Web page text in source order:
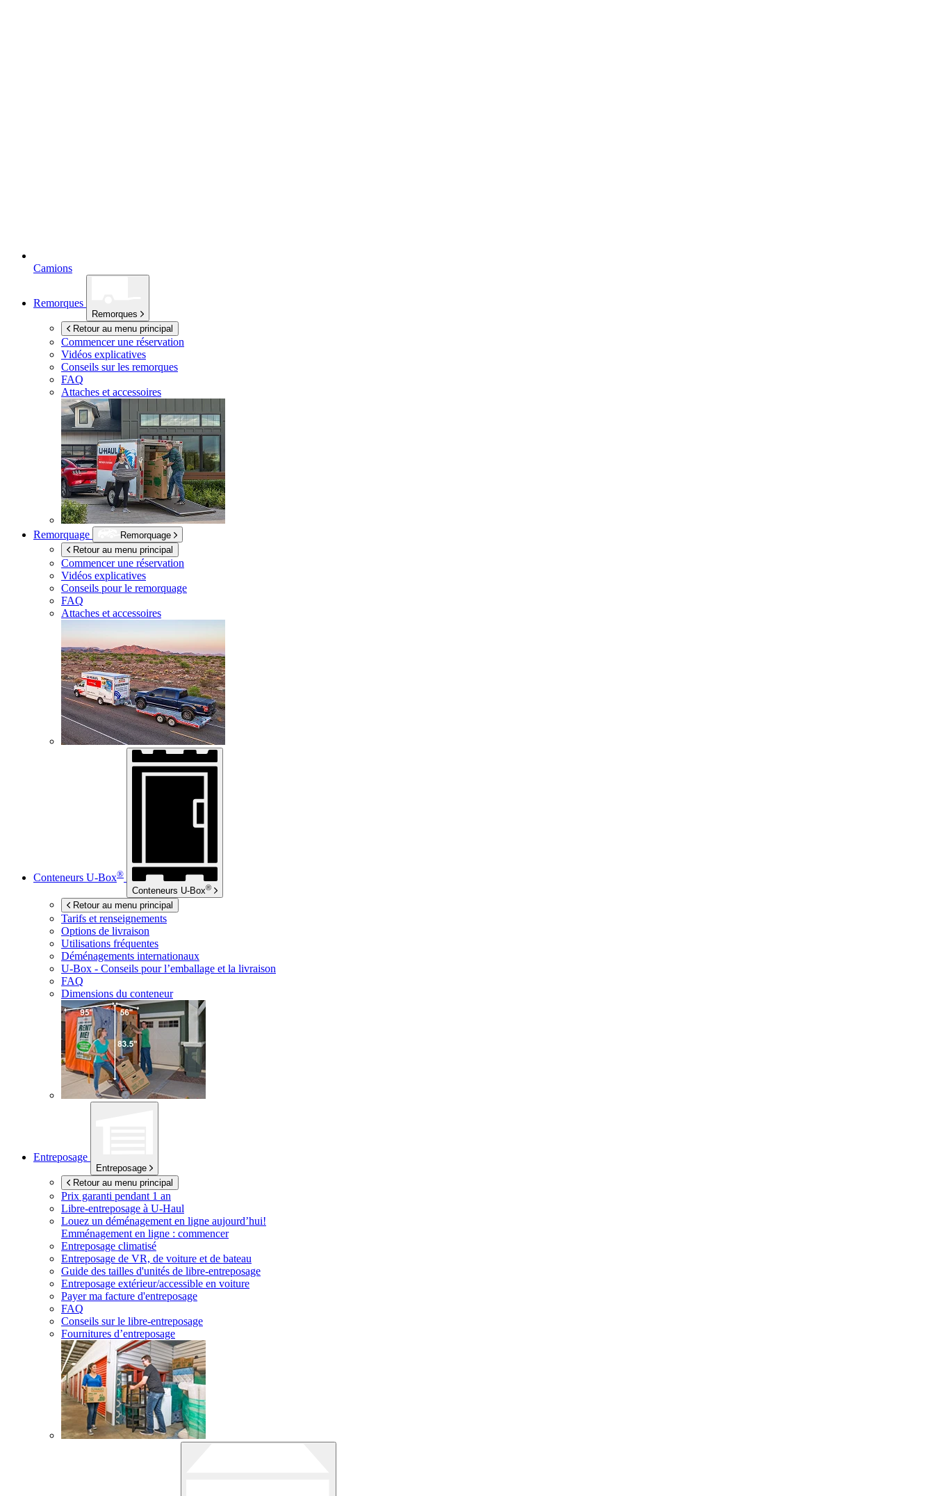
Camions
Remorques
Remorques
Retour au menu principal
Commencer une réservation
Vidéos explicatives
Conseils sur les remorques
FAQ
Attaches et accessoires
Remorquage
Remorquage
Retour au menu principal
Commencer une réservation
Vidéos explicatives
Conseils pour le remorquage
FAQ
Attaches et accessoires
Conteneurs U-Box®
Conteneurs U-Box®
Retour au menu principal
Tarifs et renseignements
Options de livraison
Utilisations fréquentes
Déménagements internationaux
U-Box - Conseils pour l’emballage et la livraison
FAQ
Dimensions du conteneur
Entreposage
Entreposage
Retour au menu principal
Prix garanti pendant 1 an
Libre-entreposage à U-Haul
Louez un déménagement en ligne aujourd’hui!
Emménagement en ligne : commencer
Entreposage climatisé
Entreposage de VR, de voiture et de bateau
Guide des tailles d'unités de libre-entreposage
Entreposage extérieur/accessible en voiture
Payer ma facture d'entreposage
FAQ
Conseils sur le libre-entreposage
Fournitures d’entreposage